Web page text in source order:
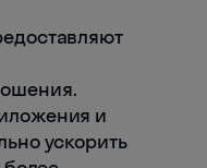
и
ускорить